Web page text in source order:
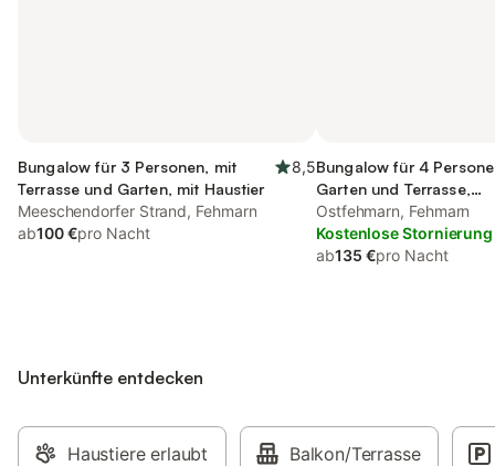
Bungalow für 3 Personen, mit
Terrasse und Garten, mit Haustier
8,5
Meeschendorfer Strand, Fehmarn
ab100 €pro Nacht
Bungalow für 4
Garten und Terrasse,
kinderfreundlich
Ostfehmarn, Fehmarn
Kostenlose Stornierung
ab135 €pro Nacht
Unterkünfte entdecken
Haustiere erlaubt Balkon/Terrasse